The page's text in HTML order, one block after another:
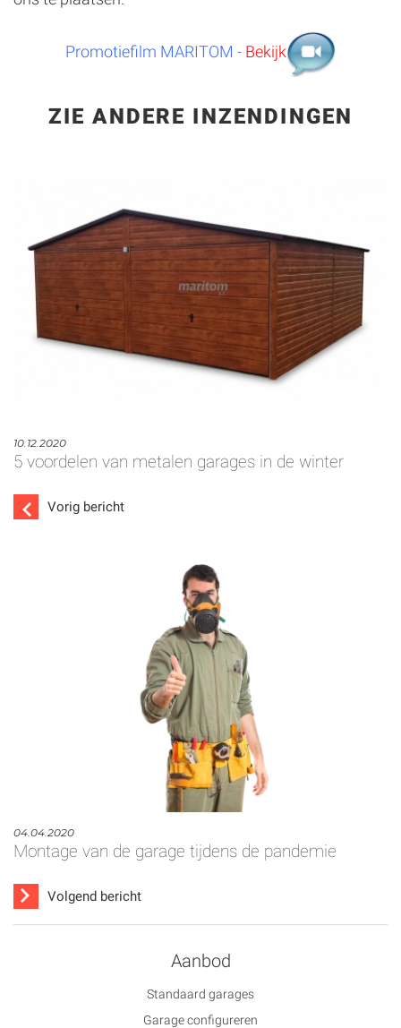
Promotiefilm MARITOM - Bekijk
ZIE ANDERE INZENDINGEN
10.12.2020
5 voordelen van metalen garages in de winter
Vorig bericht
04.04.2020
Montage van de garage tijdens de pandemie
Volgend bericht
Aanbod
Standaard garages
Garage configureren